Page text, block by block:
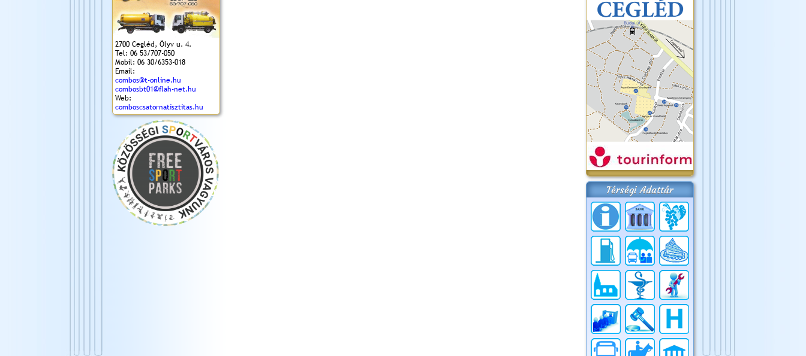
2700 Cegléd, Ölyv u. 4.
Tel: 06 53/707-050
Mobil: 06 30/6353-018
Email:
combos@t-online.hu
combosbt01@flah-net.hu
Web:
comboscsatornatisztitas.hu
Térségi Adattár